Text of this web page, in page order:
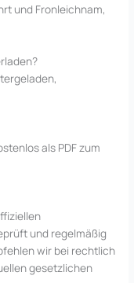
und Fronleichnam,
als PDF zum
und regelmäßig
wir bei rechtlich
gesetzlichen